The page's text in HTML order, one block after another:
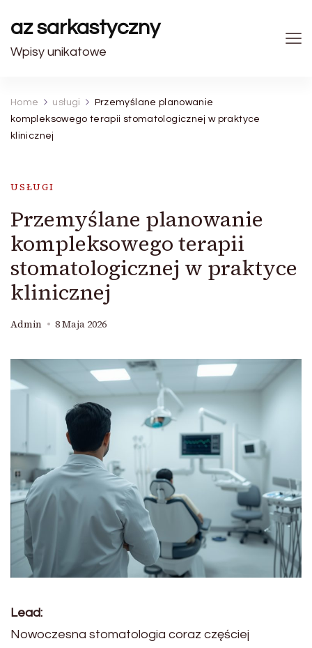
az sarkastyczny
Wpisy unikatowe
Home usługi
Przemyślane planowanie
kompleksowego terapii stomatologicznej w praktyce
klinicznej
USŁUGI
Przemyślane planowanie
kompleksowego terapii
stomatologicznej w praktyce
klinicznej
Admin 8 Maja 2026
Lead:
Nowoczesna stomatologia coraz częściej